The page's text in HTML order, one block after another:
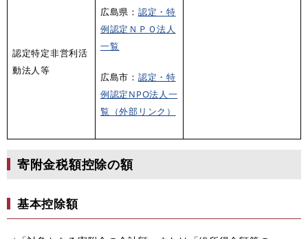
認定特定非営利活
動法人等
広島県： 認定・特
例認定ＮＰＯ法人
一覧
広島市： 認定・特
例認定NPO法人一
覧（外部リンク）
寄附金税額控除の額
基本控除額